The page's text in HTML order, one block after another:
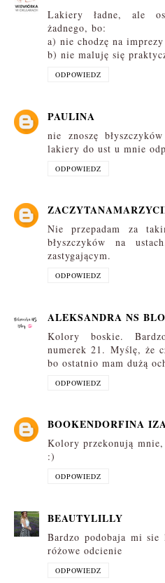
Lakiery ładne, ale
żadnego, bo:
a) nie chodzę na imprezy
b) nie maluję się
ODPOWIEDZ
PAULINA
nie znoszę
lakiery do ust u mnie
ODPOWIEDZ
Nie przepadam za
błyszczyków na
zastygającym.
ODPOWIEDZ
ALEKSANDRA NS
Kolory boskie.
numerek 21. Myślę, że
bo ostatnio mam dużą
ODPOWIEDZ
BOOKENDORFINA
Kolory przekonują
:)
ODPOWIEDZ
BEAUTYLILLY
Bardzo podobaja mi
różowe odcienie
ODPOWIEDZ